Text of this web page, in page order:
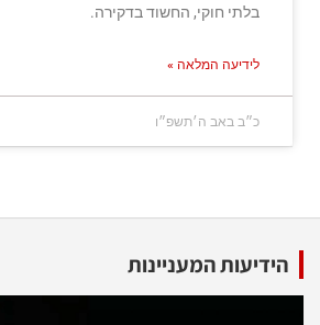
בלתי חוקי, החשוד בדקירה.
לידיעה המלאה »
כ״ב באב ה׳תשפ״ו
הידיעות המעניינות